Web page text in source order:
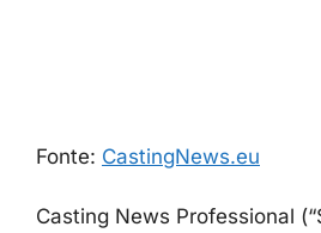
Fonte: CastingNews.eu
Casting News Professional